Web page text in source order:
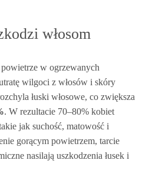
włosom
w ogrzewanych
wilgoci z włosów i skóry
łuski włosowe, co zwiększa
. W rezultacie 70–80% kobiet
jak suchość, matowość i
gorącym powietrzem, tarcie
nasilają uszkodzenia łusek i